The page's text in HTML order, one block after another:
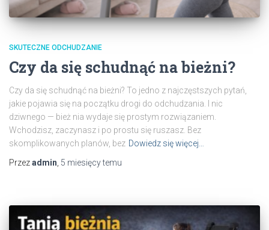
SKUTECZNE ODCHUDZANIE
Czy da się schudnąć na bieżni?
Czy da się schudnąć na bieżni? To jedno z najczęstszych pytań,
jakie pojawia się na początku drogi do odchudzania. I nic
dziwnego — bież nia wydaje się prostym rozwiązaniem.
Wchodzisz, zaczynasz i po prostu się ruszasz. Bez
skomplikowanych planów, bez Dowiedz się więcej…
Przezadmin 5 miesięcytemu